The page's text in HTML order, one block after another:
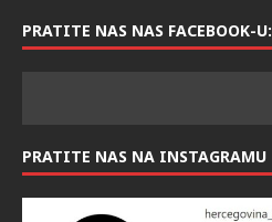
PRATITE NAS NAS FACEBOOK-U:
PRATITE NAS NA INSTAGRAMU